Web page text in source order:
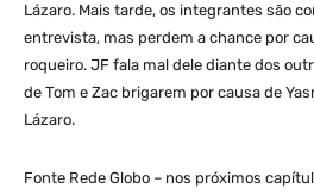
Lázaro. Mais tarde, os integrantes são
entrevista, mas perdem a chance por
roqueiro. JF fala mal dele diante dos
de Tom e Zac brigarem por causa de
Lázaro.
Fonte Rede Globo – nos próximos